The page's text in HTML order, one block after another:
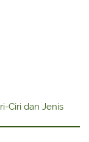
Ciri dan Jenis